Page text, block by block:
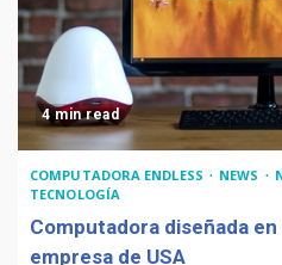
4 min read
COMPUTADORA ENDLESS NEWS
TECNOLOGÍA
Computadora diseñada
empresa de USA